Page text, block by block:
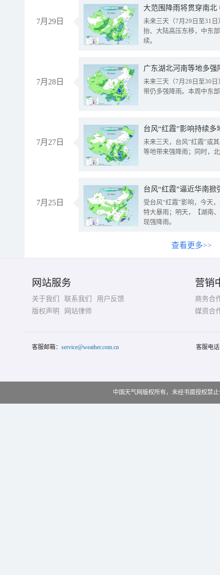
7月29日
大范围降雨将贯穿南
未来三天（7月29日至31
抬、大陆高压东移，中东
续。
7月28日
广东湖北河南等地多
未来三天（7月28日至30
带仍多强降雨。本周中东
7月27日
台风“红霞”影响持续
未来三天，台风“红霞”或
等地带来强降雨；同时，
7月25日
台风“红霞”逼近华南
受台风“红霞”影响，今天
特大暴雨；明天，【湖南
现强降雨。
查看更多>>
网站服务
关于我们 联系我们
用户反馈
版权声明
网站律师
营销
商务合
媒资合
客服邮箱： service@weather.com.cn 客服电
中国天气网版权所有，未经书面授权